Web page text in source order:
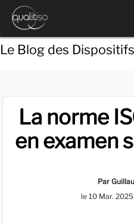
Le Blog des
La norme
en examen
Par
le 10 Mar. 2025